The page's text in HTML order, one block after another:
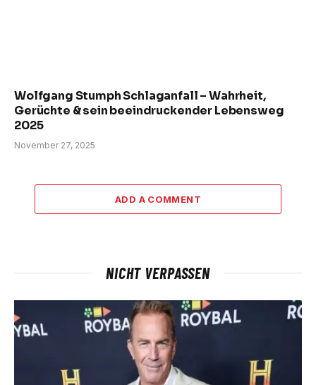
Wolfgang Stumph Schlaganfall – Wahrheit,
Gerüchte & sein beeindruckender Lebensweg
2025
November 27, 2025
ADD A COMMENT
NICHT VERPASSEN